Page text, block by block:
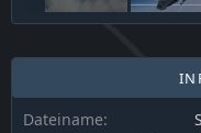
Dateiname